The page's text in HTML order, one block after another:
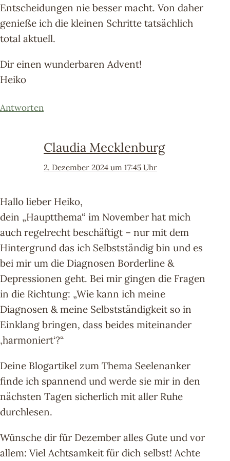
Entscheidungen nie besser macht. Von daher
genieße ich die kleinen Schritte tatsächlich
total aktuell.
Dir einen wunderbaren Advent!
Heiko
Antworten
Claudia Mecklenburg
2. Dezember 2024 um 17:45 Uhr
Hallo lieber Heiko,
dein „Hauptthema“ im November hat mich
auch regelrecht beschäftigt – nur mit dem
Hintergrund das ich Selbstständig bin und es
bei mir um die Diagnosen Borderline &
Depressionen geht. Bei mir gingen die Fragen
in die Richtung: „Wie kann ich meine
Diagnosen & meine Selbstständigkeit so in
Einklang bringen, dass beides miteinander
‚harmoniert‘?“
Deine Blogartikel zum Thema Seelenanker
finde ich spannend und werde sie mir in den
nächsten Tagen sicherlich mit aller Ruhe
durchlesen.
Wünsche dir für Dezember alles Gute und vor
allem: Viel Achtsamkeit für dich selbst! Achte